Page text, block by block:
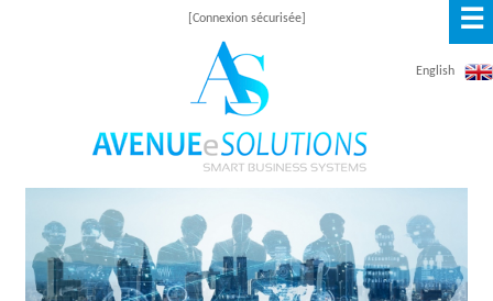
A
V
E
[Connexion sécurisée]
English
☰